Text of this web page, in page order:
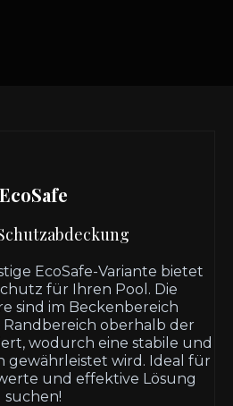
EcoSafe
EcoSafe-Variante bietet
für Ihren Pool. Die
sind im Beckenbereich
oberhalb der
wodurch eine stabile und
gewährleistet wird. Ideal für
und effektive Lösung
suchen!